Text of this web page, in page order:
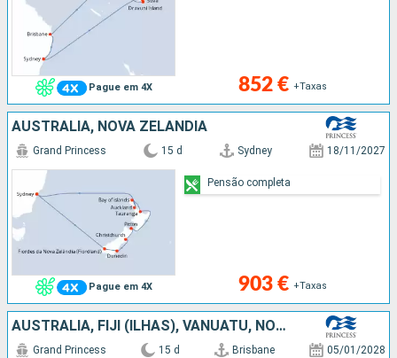
Pague em 4X 852 € +Taxas
AUSTRALIA, NOVA ZELANDIA
Pague em 4X
Grand Princess 15 d Sydney 18/11/2027
903 € +Taxas
Pensão completa
AUSTRALIA, FIJI (ILHAS), VANUATU, NOVA CALEDÓNIA
Grand Princess 15 d Brisbane 05/01/2028